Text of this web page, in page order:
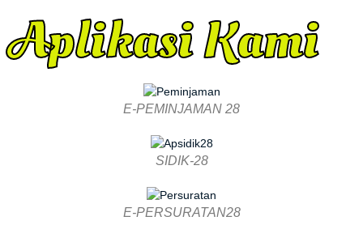
Aplikasi Kami
E-PEMINJAMAN 28
SIDIK-28
E-PERSURATAN28